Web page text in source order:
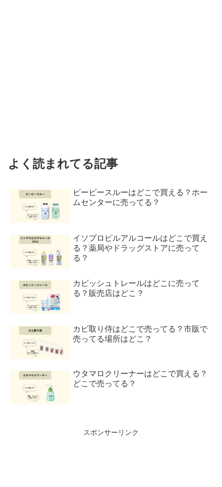
よく読まれてる記事
ピーピースルーはどこで買える？ホー
ムセンターに売ってる？
イソプロピルアルコールはどこで買え
る？薬局やドラッグストアに売って
る？
カビッシュトレールはどこに売って
る？販売店はどこ？
カビ取り侍はどこで売ってる？市販で
売ってる場所はどこ？
ウタマロクリーナーはどこで買える？
どこで売ってる？
スポンサーリンク